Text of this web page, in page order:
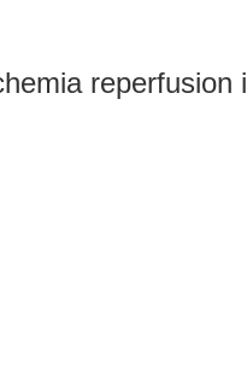
reperfusion